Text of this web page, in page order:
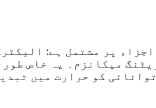
میکانزم۔ یہ خاص
کو حرارت میں